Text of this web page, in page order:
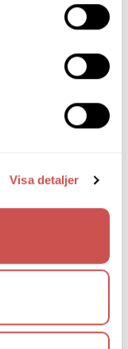
Visa detaljer